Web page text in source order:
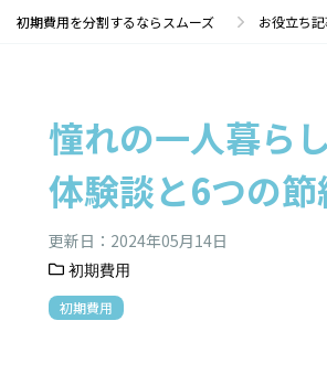
初期費用を分割するならスムーズ お役立ち
憧れの一人暮ら
体験談と6つの
更新日： 2024年05月14日
初期費用
初期費用